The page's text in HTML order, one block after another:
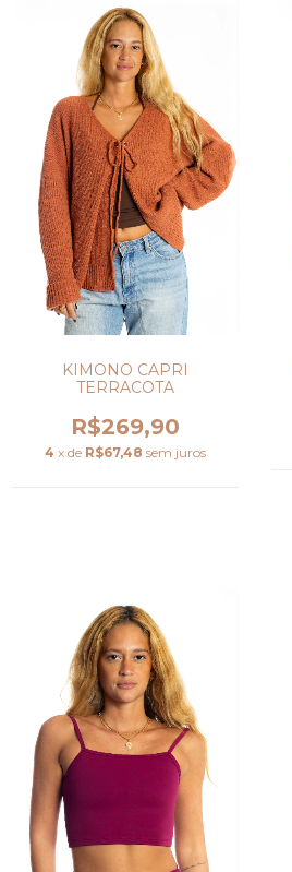
KIMONO CAPRI
TERRACOTA
R$269,90
4 x de R$67,48 sem juros